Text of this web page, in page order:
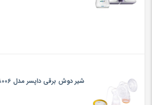
شیر دوش برقی داپسر مدل DPS-8006